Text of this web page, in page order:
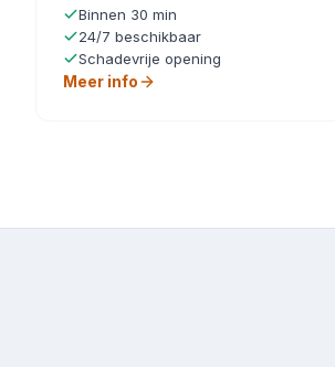
Binnen 30 min
24/7 beschikbaar
Schadevrije opening
Meer info